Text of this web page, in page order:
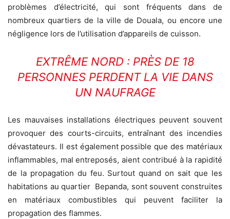
problèmes d’électricité, qui sont fréquents dans de
nombreux quartiers de la ville de Douala, ou encore une
négligence lors de l’utilisation d’appareils de cuisson.
EXTRÊME NORD : PRÈS DE 18
PERSONNES PERDENT LA VIE DANS
UN NAUFRAGE
Les mauvaises installations électriques peuvent souvent
provoquer des courts-circuits, entraînant des incendies
dévastateurs. Il est également possible que des matériaux
inflammables, mal entreposés, aient contribué à la rapidité
de la propagation du feu. Surtout quand on sait que les
habitations au quartier Bepanda, sont souvent construites
en matériaux combustibles qui peuvent faciliter la
propagation des flammes.